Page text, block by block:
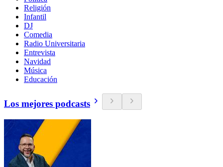
Religión
Infantil
DJ
Comedia
Radio Universitaria
Entrevista
Navidad
Música
Educación
Los mejores podcasts